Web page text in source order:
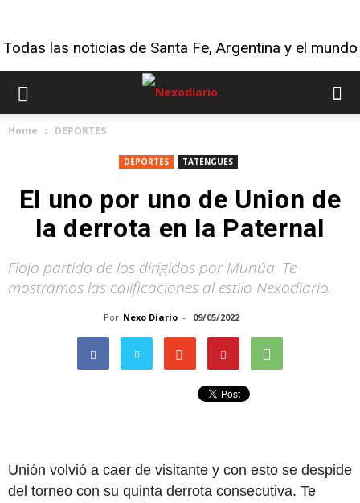
Todas las noticias de Santa Fe, Argentina y el mundo
Home DEPORTES
DEPORTES TATENGUES
El uno por uno de Union de
la derrota en la Paternal
Flojo partido de los dirigidos por Munúa. Te
mostramos las calificaciones al estilo Nexodiario.
Por Nexo Diario - 09/05/2022
Unión volvió a caer de visitante y con esto se despide
del torneo con su quinta derrota consecutiva. Te